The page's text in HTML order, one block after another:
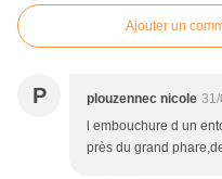
Ajouter un
P plouzennec nicole
l embouchure d un
près du grand